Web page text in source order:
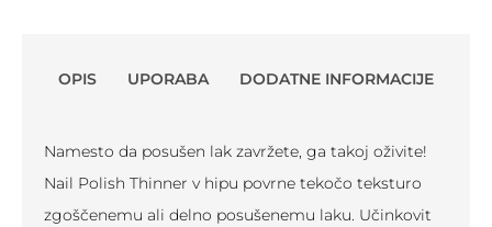
OPIS UPORABA DODATNE INFORMACIJE
Namesto da posušen lak zavržete, ga takoj oživite!
Nail Polish Thinner v hipu povrne tekočo teksturo
zgoščenemu ali delno posušenemu laku. Učinkovit